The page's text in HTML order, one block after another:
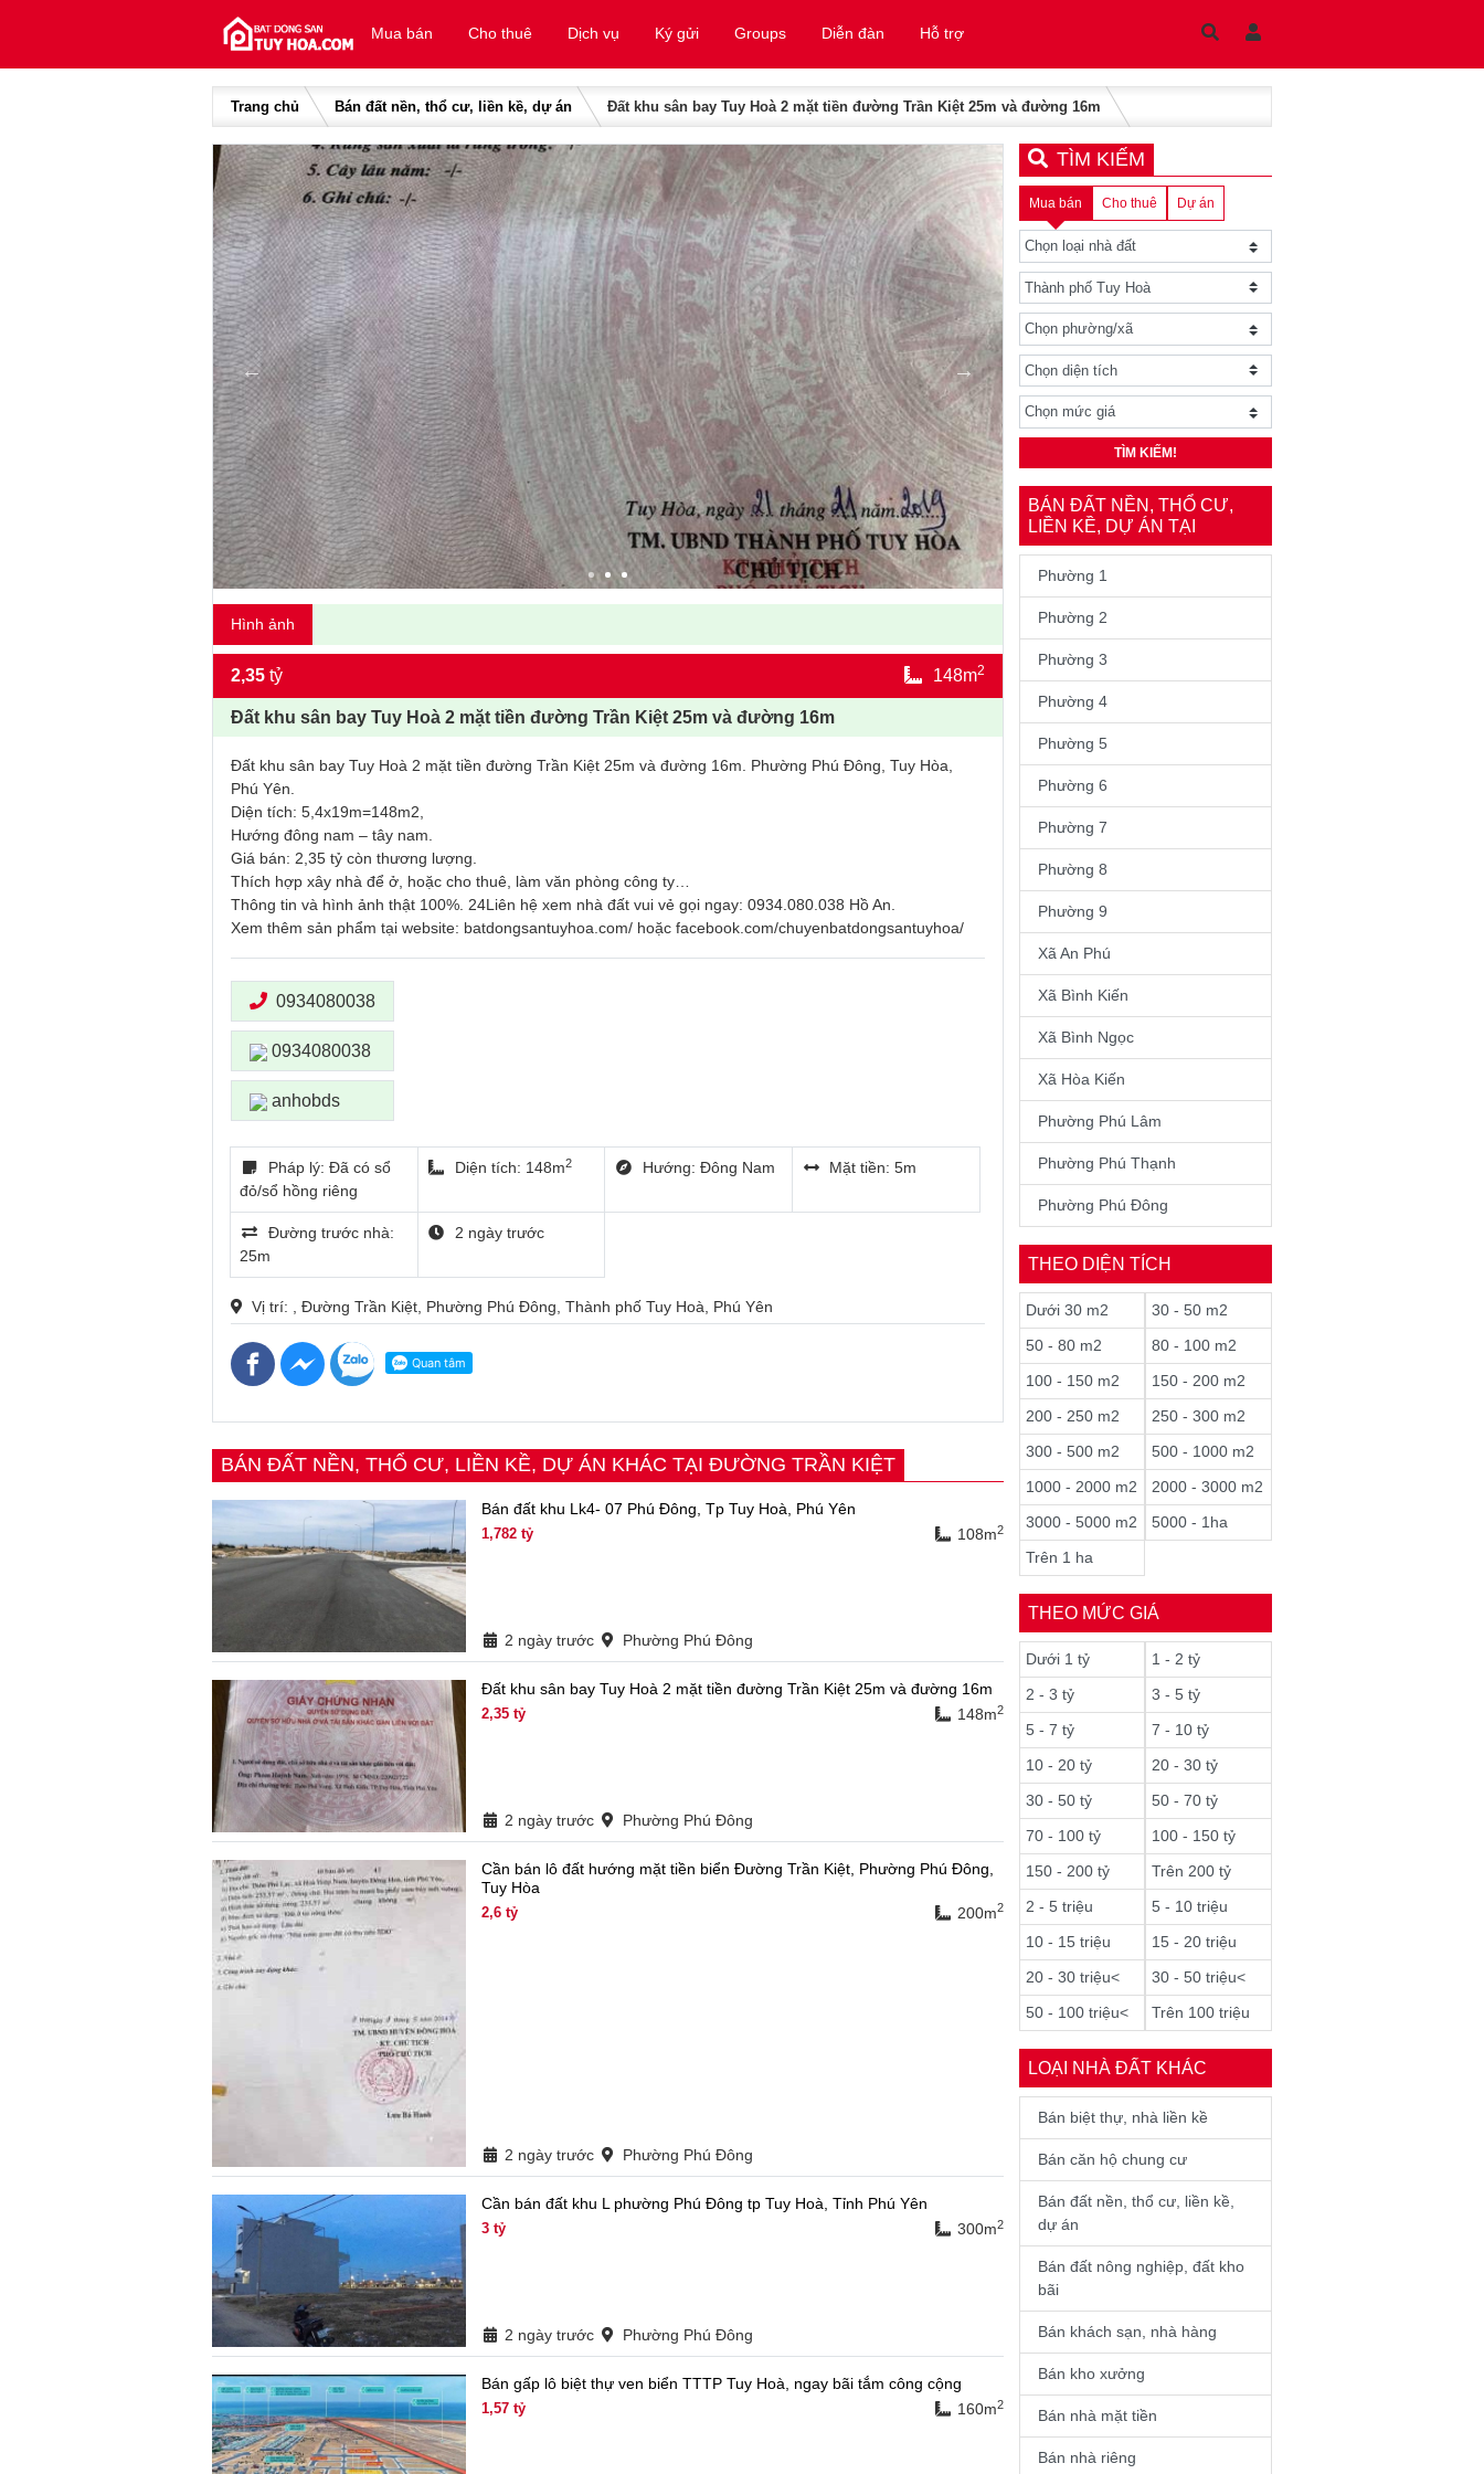
Mua bán
Cho thuê Dịch vụ Ký gửi Groups Diễn đàn Hỗ trợ
Trang chủ Bán đất nền, thổ cư, liền kề, dự án Đất khu sân bay Tuy Hoà 2 mặt tiền đường Trần Kiệt 25m và đường 16m
Hình ảnh
2,35 tỷ 148m2
Đất khu sân bay Tuy Hoà 2 mặt tiền đường Trần Kiệt 25m và đường 16m
Đất khu sân bay Tuy Hoà 2 mặt tiền đường Trần Kiệt 25m và đường 16m. Phường Phú Đông, Tuy Hòa,
Phú Yên.
Diện tích: 5,4x19m=148m2,
Hướng đông nam – tây nam.
Giá bán: 2,35 tỷ còn thương lượng.
Thích hợp xây nhà để ở, hoặc cho thuê, làm văn phòng công ty…
Thông tin và hình ảnh thật 100%. 24Liên hệ xem nhà đất vui vẻ gọi ngay: 0934.080.038 Hồ An.
Xem thêm sản phẩm tại website: batdongsantuyhoa.com/ hoặc facebook.com/chuyenbatdongsantuyhoa/
0934080038
0934080038
anhobds
Pháp lý: Đã có sổ
đỏ/sổ hồng riêng
Diện tích: 148m2 Hướng: Đông Nam Mặt tiền: 5m
Đường trước nhà:
25m
2 ngày trước
Vị trí: , Đường Trần Kiệt, Phường Phú Đông, Thành phố Tuy Hoà, Phú Yên
BÁN ĐẤT NỀN, THỔ CƯ, LIỀN KỀ, DỰ ÁN KHÁC TẠI ĐƯỜNG TRẦN KIỆT
Bán đất khu Lk4- 07 Phú Đông, Tp Tuy Hoà, Phú Yên
1,782tỷ 108m2
2 ngày trước Phường Phú Đông
Đất khu sân bay Tuy Hoà 2 mặt tiền đường Trần Kiệt 25m và đường 16m
2,35tỷ 148m2
2 ngày trước Phường Phú Đông
Cần bán lô đất hướng mặt tiền biển Đường Trần Kiệt, Phường Phú Đông,
Tuy Hòa
2,6tỷ 200m2
2 ngày trước Phường Phú Đông
Cần bán đất khu L phường Phú Đông tp Tuy Hoà, Tỉnh Phú Yên
3tỷ 300m2
2 ngày trước Phường Phú Đông
Bán gấp lô biệt thự ven biển TTTP Tuy Hoà, ngay bãi tắm công cộng
1,57tỷ 160m2
TÌM KIẾM
Mua bán Cho thuê Dự án
TÌM KIẾM!
BÁN ĐẤT NỀN, THỔ CƯ,
LIỀN KỀ, DỰ ÁN TẠI
Phường 1
Phường 2
Phường 3
Phường 4
Phường 5
Phường 6
Phường 7
Phường 8
Phường 9
Xã An Phú
Xã Bình Kiến
Xã Bình Ngọc
Xã Hòa Kiến
Phường Phú Lâm
Phường Phú Thạnh
Phường Phú Đông
THEO DIỆN TÍCH
Dưới 30 m2
30 - 50 m2
50 - 80 m2
80 - 100 m2
100 - 150 m2
150 - 200 m2
200 - 250 m2
250 - 300 m2
300 - 500 m2
500 - 1000 m2
1000 - 2000 m2
2000 - 3000 m2
3000 - 5000 m2
5000 - 1ha
Trên 1 ha
THEO MỨC GIÁ
Dưới 1 tỷ
1 - 2 tỷ
2 - 3 tỷ
3 - 5 tỷ
5 - 7 tỷ
7 - 10 tỷ
10 - 20 tỷ
20 - 30 tỷ
30 - 50 tỷ
50 - 70 tỷ
70 - 100 tỷ
100 - 150 tỷ
150 - 200 tỷ
Trên 200 tỷ
2 - 5 triệu
5 - 10 triệu
10 - 15 triệu
15 - 20 triệu
20 - 30 triệu<
30 - 50 triệu<
50 - 100 triệu<
Trên 100 triệu
LOẠI NHÀ ĐẤT KHÁC
Bán biệt thự, nhà liền kề
Bán căn hộ chung cư
Bán đất nền, thổ cư, liền kề,
dự án
Bán đất nông nghiệp, đất kho
bãi
Bán khách sạn, nhà hàng
Bán kho xưởng
Bán nhà mặt tiền
Bán nhà riêng